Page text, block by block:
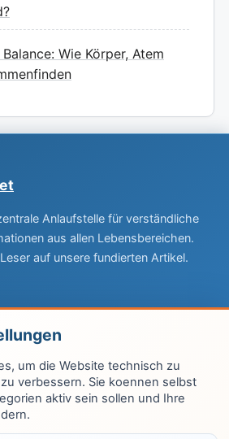
Wie Körper, Atem
Anlaufstelle für verständliche
aus allen Lebensbereichen.
auf unsere fundierten Artikel.
um die Website technisch zu
verbessern. Sie koennen selbst
aktiv sein sollen und Ihre